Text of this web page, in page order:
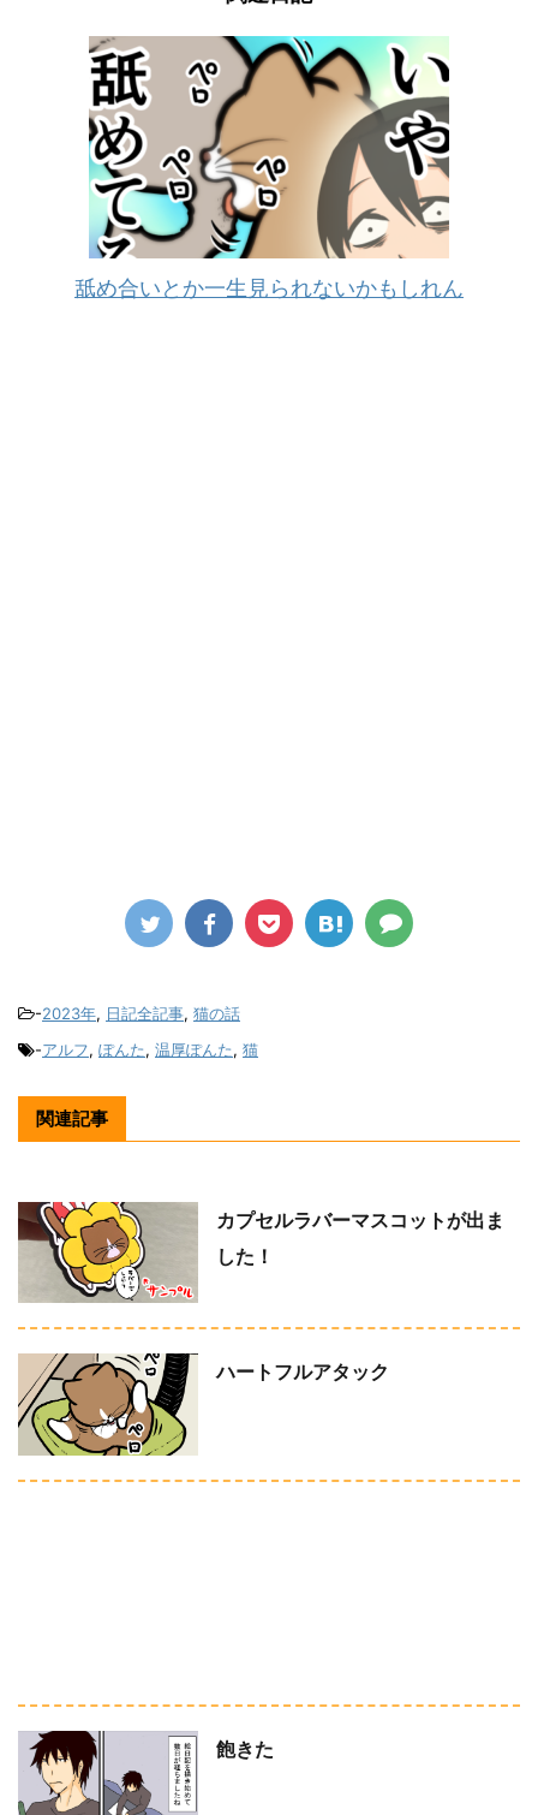
舐め合いとか一生見られないかもしれん
-2023年, 日記全記事, 猫の話
-アルフ, ぽんた, 温厚ぽんた, 猫
関連記事
カプセルラバーマスコットが出ま
した！
ハートフルアタック
飽きた